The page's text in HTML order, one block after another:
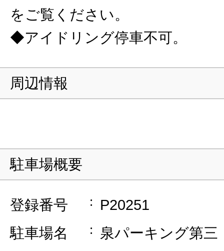
をご覧ください。
◆アイドリング停車不可。
周辺情報
駐車場概要
登録番号
P20251
駐車場名
泉パーキング第三